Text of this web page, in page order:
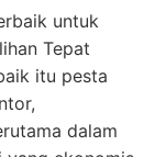
untuk
Tepat
itu pesta
dalam